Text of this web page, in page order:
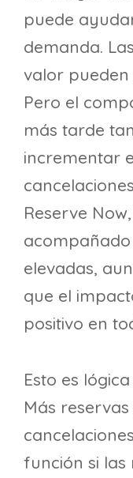
puede
demanda.
valor pueden
Pero el
más tarde
incrementar
Reserve
elevadas,
que el
positivo en
Esto es
Más
función si las